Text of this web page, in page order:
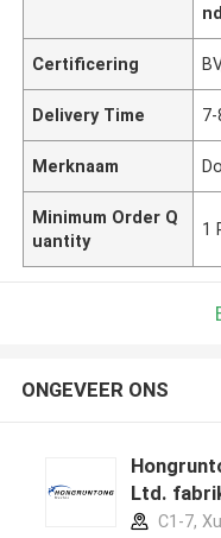
Certificering
Delivery Time
Merknaam
Minimum Order Q
uantity
1
ONGEVEER ONS
Ltd.
C1-7,